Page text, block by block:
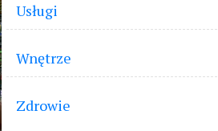
Usługi
Wnętrze
Zdrowie